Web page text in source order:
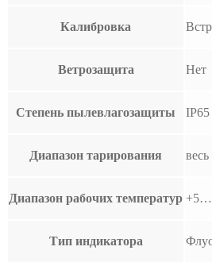
Калибровка
Ветрозащита Нет
Степень пылевлагозащиты IP65
Диапазон тарирования
Диапазон рабочих температур
Тип индикатора